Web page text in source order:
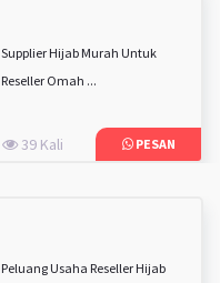
Supplier Hijab Murah Untuk
Reseller Omah ...
39 Kali PESAN
Peluang Usaha Reseller Hijab